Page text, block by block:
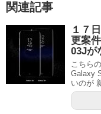
関連記事
１７
更案
03Jが
こちら
Galaxy
いのが